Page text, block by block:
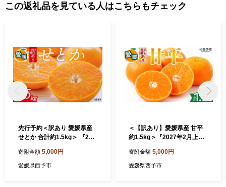
この返礼品を見ている人はこちらもチェック
先行予約＜訳あり 愛媛県産
せとか 合計約1.5kg＞ 『202
ご家庭用 ご自宅用 お試し 芳
醇 わけあり 果物 柑橘 フルー
寄附金額 5,000円
愛媛県西予市
＜【訳あり】愛媛県産 甘平
約1.5kg＞『2027年2月上旬
定』 わけあり 訳アリ 甘い か
んぺい みかん 蜜柑 訳あり 果
寄附金額 5,000円
愛媛県西予市